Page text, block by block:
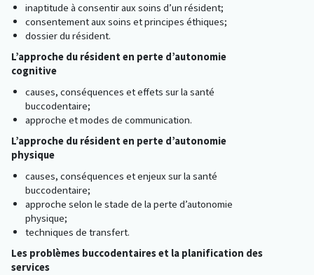
inaptitude à consentir aux soins d’un résident;
consentement aux soins et principes éthiques;
dossier du résident.
L’approche du résident en perte d’autonomie
cognitive
causes, conséquences et effets sur la santé
buccodentaire;
approche et modes de communication.
L’approche du résident en perte d’autonomie
physique
causes, conséquences et enjeux sur la santé
buccodentaire;
approche selon le stade de la perte d’autonomie
physique;
techniques de transfert.
Les problèmes buccodentaires et la planification des
services